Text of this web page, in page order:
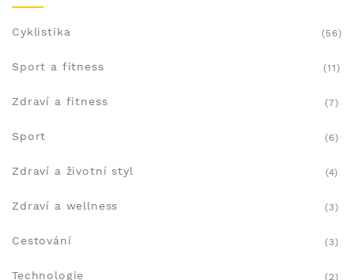
Cyklistika (56)
Sport a fitness (11)
Zdraví a fitness (7)
Sport (6)
Zdraví a životní styl (4)
Zdraví a wellness (3)
Cestování (3)
Technologie (2)